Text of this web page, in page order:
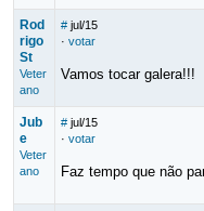
Rod
rigo
St
Veter
ano
# jul/15
· votar
Vamos tocar galera!!!
Jub
e
Veter
ano
# jul/15
· votar
Faz tempo que não